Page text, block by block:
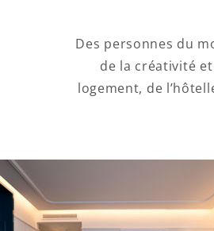
Des personnes du
de la créativité
logement, de